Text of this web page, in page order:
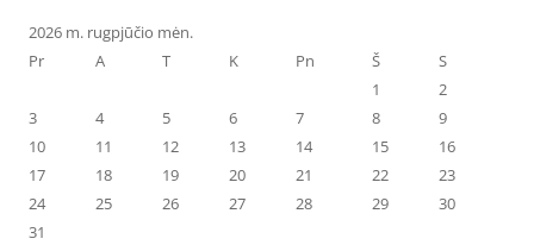
2026 m. rugpjūčio mėn.
Pr
A T K Pn Š
S
1
2
3
4 5 6 7 8
9
10
11 12 13 14 15
16
17
18 19 20 21 22
23
24
25 26 27 28 29
30
31